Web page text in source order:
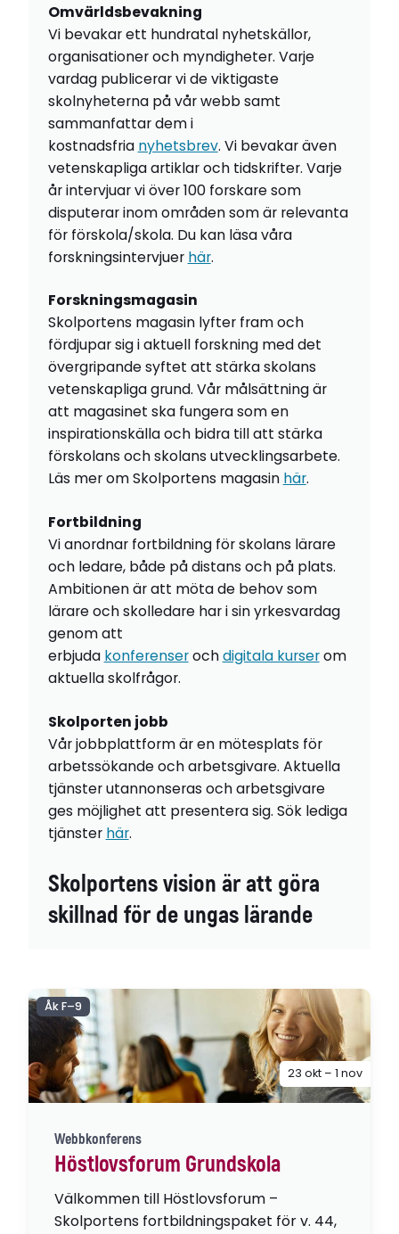
Omvärldsbevakning
Vi bevakar ett hundratal nyhetskällor,
organisationer och myndigheter. Varje
vardag publicerar vi de viktigaste
skolnyheterna på vår webb samt
sammanfattar dem i
kostnadsfria nyhetsbrev. Vi bevakar även
vetenskapliga artiklar och tidskrifter. Varje
år intervjuar vi över 100 forskare som
disputerar inom områden som är relevanta
för förskola/skola. Du kan läsa våra
forskningsintervjuer här.
Forskningsmagasin
Skolportens magasin lyfter fram och
fördjupar sig i aktuell forskning med det
övergripande syftet att stärka skolans
vetenskapliga grund. Vår målsättning är
att magasinet ska fungera som en
inspirationskälla och bidra till att stärka
förskolans och skolans utvecklingsarbete.
Läs mer om Skolportens magasin här.
Fortbildning
Vi anordnar fortbildning för skolans lärare
och ledare, både på distans och på plats.
Ambitionen är att möta de behov som
lärare och skolledare har i sin yrkesvardag
genom att
erbjuda konferenserochdigitala kurserom
aktuella skolfrågor.
Skolporten jobb
Vår jobbplattform är en mötesplats för
arbetssökande och arbetsgivare. Aktuella
tjänster utannonseras och arbetsgivare
ges möjlighet att presentera sig. Sök lediga
tjänster här.
Skolportens vision är att göra
skillnad för de ungas lärande
Webbkonferens
Höstlovsforum Grundskola
Välkommen till Höstlovsforum –
Skolportens fortbildningspaket för v. 44,
Åk F–9
23 okt – 1 nov